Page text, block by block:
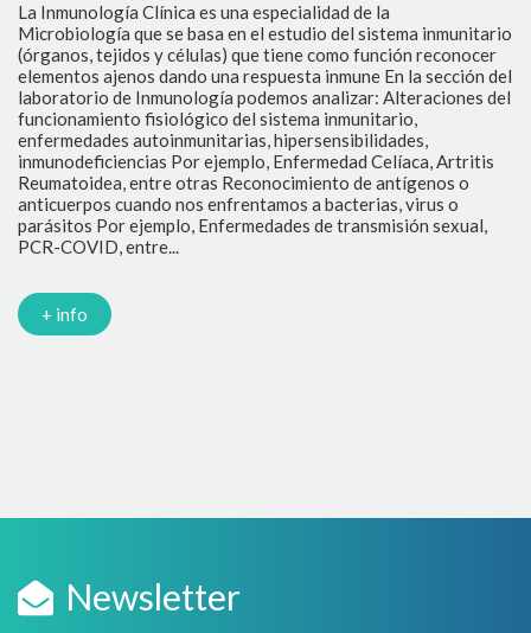
La Inmunología Clínica es una especialidad de la
Microbiología que se basa en el estudio del sistema inmunitario
(órganos, tejidos y células) que tiene como función reconocer
elementos ajenos dando una respuesta inmune En la sección del
laboratorio de Inmunología podemos analizar: Alteraciones del
funcionamiento fisiológico del sistema inmunitario,
enfermedades autoinmunitarias, hipersensibilidades,
inmunodeficiencias Por ejemplo, Enfermedad Celíaca, Artritis
Reumatoidea, entre otras Reconocimiento de antígenos o
anticuerpos cuando nos enfrentamos a bacterias, virus o
parásitos Por ejemplo, Enfermedades de transmisión sexual,
PCR-COVID, entre...
+ info
Newsletter